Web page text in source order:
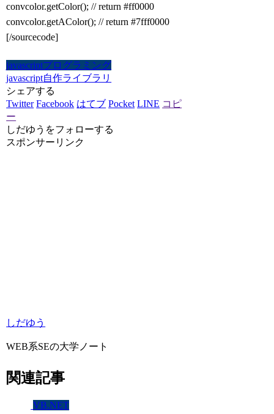
convcolor.getColor(); // return #ff0000
convcolor.getAColor(); // return #7fff0000
[/sourcecode]
javascriptプログラミング
javascript自作ライブラリ
シェアする
Twitter Facebook はてブ Pocket LINE コピ
ー
しだゆうをフォローする
スポンサーリンク
しだゆう
WEB系SEの大学ノート
関連記事
VB.NET